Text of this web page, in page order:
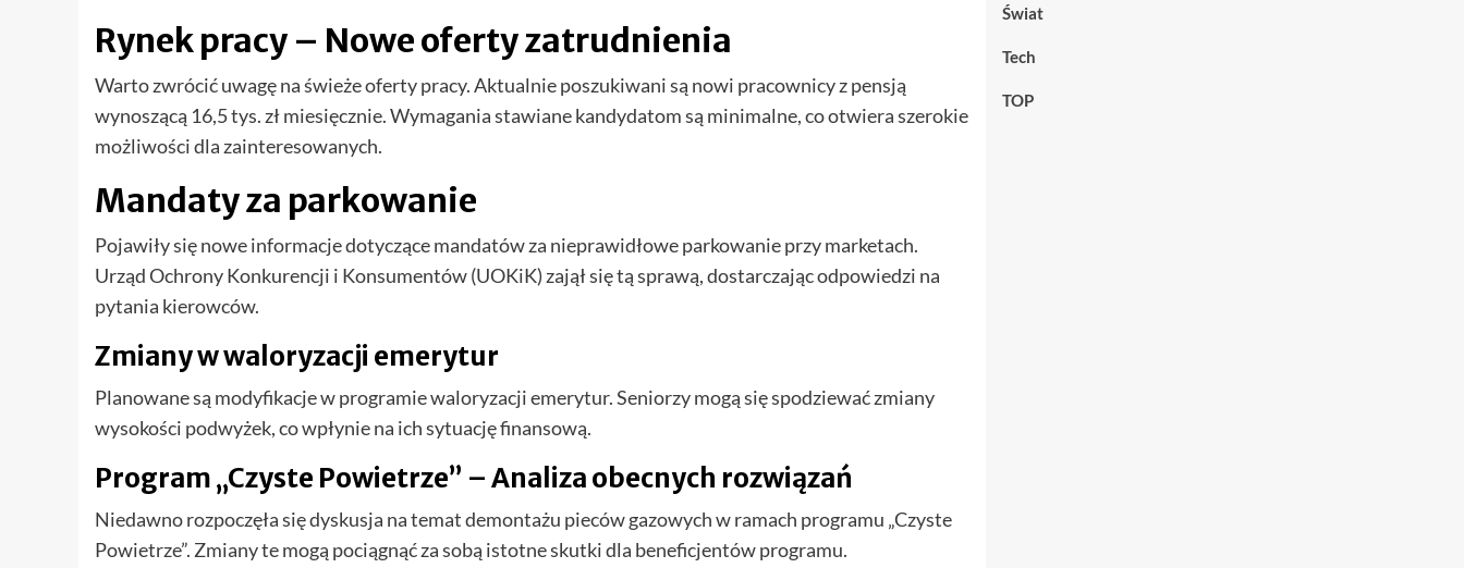
Rynek pracy – Nowe oferty zatrudnienia
Warto zwrócić uwagę na świeże oferty pracy. Aktualnie poszukiwani są nowi pracownicy z pensją
wynoszącą 16,5 tys. zł miesięcznie. Wymagania stawiane kandydatom są minimalne, co otwiera szerokie
możliwości dla zainteresowanych.
Mandaty za parkowanie
Pojawiły się nowe informacje dotyczące mandatów za nieprawidłowe parkowanie przy marketach.
Urząd Ochrony Konkurencji i Konsumentów (UOKiK) zajął się tą sprawą, dostarczając odpowiedzi na
pytania kierowców.
Zmiany w waloryzacji emerytur
Planowane są modyfikacje w programie waloryzacji emerytur. Seniorzy mogą się spodziewać zmiany
wysokości podwyżek, co wpłynie na ich sytuację finansową.
Program „Czyste Powietrze” – Analiza obecnych rozwiązań
Niedawno rozpoczęła się dyskusja na temat demontażu pieców gazowych w ramach programu „Czyste
Powietrze”. Zmiany te mogą pociągnąć za sobą istotne skutki dla beneficjentów programu.
Świat
Tech
TOP